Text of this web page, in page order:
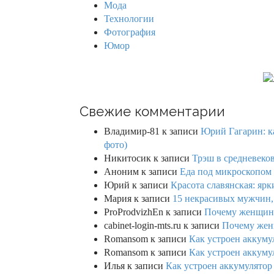
Мода
Технологии
Фотография
Юмор
Свежие комментарии
Владимир-81 к записи Юрий Гагарин:
фото)
Никитосик к записи Трэш в
Аноним к записи Еда под микроскопом
Юрий к записи Красота славянская:
Мария к записи 15 некрасивых
ProProdvizhEn к записи Почему
cabinet-login-mts.ru к записи Почему
Romansom к записи Как устроен
Romansom к записи Как устроен
Илья к записи Как устроен